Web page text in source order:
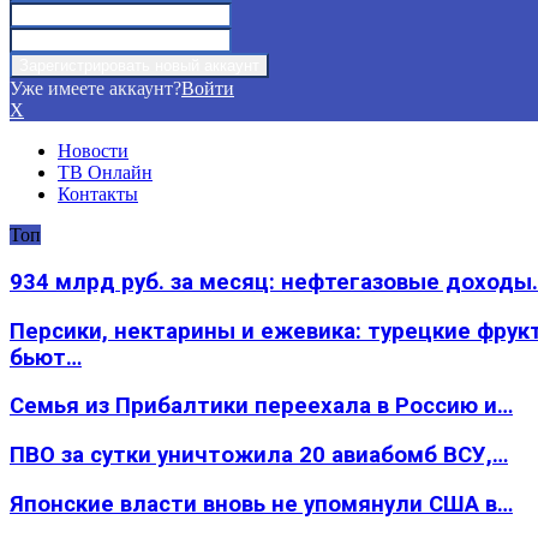
Уже имеете аккаунт?Войти
X
Новости
ТВ Онлайн
Контакты
Топ
934 млрд руб. за месяц: нефтегазовые
Персики, нектарины и ежевика: турецкие
бьют…
Семья из Прибалтики переехала в Россию и…
ПВО за сутки уничтожила 20 авиабомб ВСУ,…
Японские власти вновь не упомянули США в…